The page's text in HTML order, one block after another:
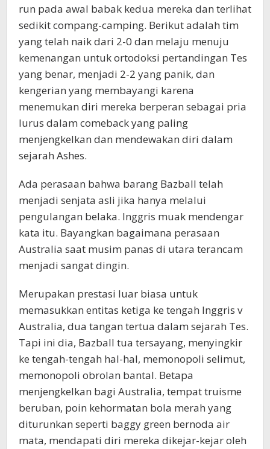
run pada awal babak kedua mereka dan terlihat
sedikit compang-camping. Berikut adalah tim
yang telah naik dari 2-0 dan melaju menuju
kemenangan untuk ortodoksi pertandingan Tes
yang benar, menjadi 2-2 yang panik, dan
kengerian yang membayangi karena
menemukan diri mereka berperan sebagai pria
lurus dalam comeback yang paling
menjengkelkan dan mendewakan diri dalam
sejarah Ashes.
Ada perasaan bahwa barang Bazball telah
menjadi senjata asli jika hanya melalui
pengulangan belaka. Inggris muak mendengar
kata itu. Bayangkan bagaimana perasaan
Australia saat musim panas di utara terancam
menjadi sangat dingin.
Merupakan prestasi luar biasa untuk
memasukkan entitas ketiga ke tengah Inggris v
Australia, dua tangan tertua dalam sejarah Tes.
Tapi ini dia, Bazball tua tersayang, menyingkir
ke tengah-tengah hal-hal, memonopoli selimut,
memonopoli obrolan bantal. Betapa
menjengkelkan bagi Australia, tempat truisme
beruban, poin kehormatan bola merah yang
diturunkan seperti baggy green bernoda air
mata, mendapati diri mereka dikejar-kejar oleh